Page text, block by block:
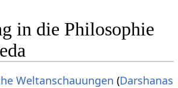
in die Philosophie
Weltanschauungen (Darshanas